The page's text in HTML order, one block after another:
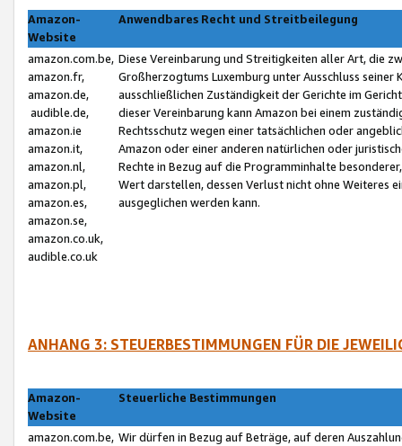
Amazon-
Website
Anwendbares Recht und Streitbeilegung
amazon.com.be,
amazon.fr,
amazon.de,
audible.de,
amazon.ie
amazon.it,
amazon.nl,
amazon.pl,
amazon.es,
amazon.se,
amazon.co.uk,
audible.co.uk
Diese Vereinbarung und Streitigkeiten aller Art, die
Großherzogtums Luxemburg unter Ausschluss
ausschließlichen Zuständigkeit der Gerichte im
dieser Vereinbarung kann Amazon bei einem
Rechtsschutz wegen einer tatsächlichen oder
Amazon oder einer anderen natürlichen oder
Rechte in Bezug auf die Programminhalte
Wert darstellen, dessen Verlust nicht ohne Weiteres
ausgeglichen werden kann.
ANHANG 3: STEUERBESTIMMUNGEN FÜR DIE
Amazon-
Website
Steuerliche Bestimmungen
amazon.com.be, Wir dürfen in Bezug auf Beträge, auf deren